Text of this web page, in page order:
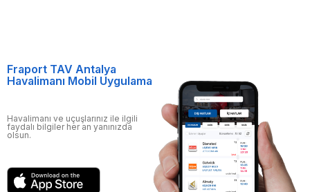
Fraport TAV Antalya
Havalimanı Mobil Uygulama
Havalimanı ve uçuşlarınız ile ilgili
faydalı bilgiler her an yanınızda
olsun.